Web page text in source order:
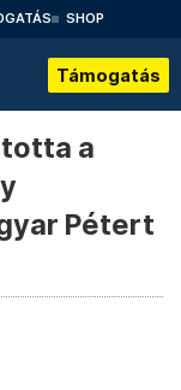
SHOP
Támogatás
a
Pétert